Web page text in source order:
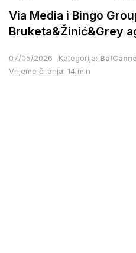
Via Media i Bingo
Bruketa&Žinić&Grey
07/05/2026 Kategorija:
Vrijeme čitanja: 14 min